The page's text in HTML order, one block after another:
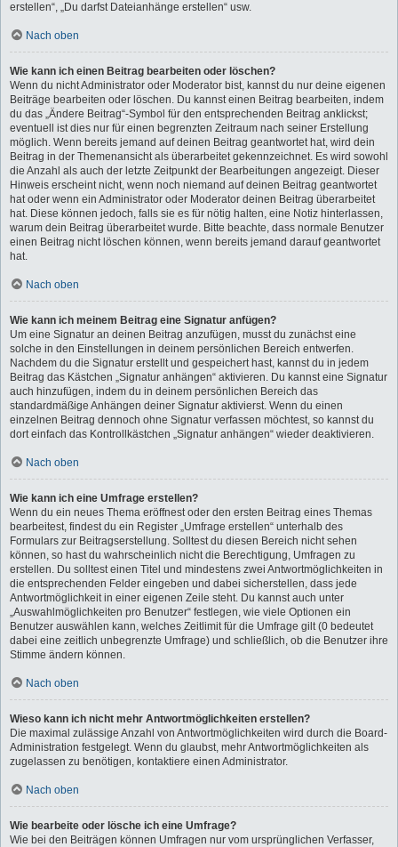
erstellen“, „Du darfst Dateianhänge erstellen“ usw.
Nach oben
Wie kann ich einen Beitrag bearbeiten oder löschen?
Wenn du nicht Administrator oder Moderator bist, kannst du nur deine eigenen
Beiträge bearbeiten oder löschen. Du kannst einen Beitrag bearbeiten, indem
du das „Ändere Beitrag“-Symbol für den entsprechenden Beitrag anklickst;
eventuell ist dies nur für einen begrenzten Zeitraum nach seiner Erstellung
möglich. Wenn bereits jemand auf deinen Beitrag geantwortet hat, wird dein
Beitrag in der Themenansicht als überarbeitet gekennzeichnet. Es wird sowohl
die Anzahl als auch der letzte Zeitpunkt der Bearbeitungen angezeigt. Dieser
Hinweis erscheint nicht, wenn noch niemand auf deinen Beitrag geantwortet
hat oder wenn ein Administrator oder Moderator deinen Beitrag überarbeitet
hat. Diese können jedoch, falls sie es für nötig halten, eine Notiz hinterlassen,
warum dein Beitrag überarbeitet wurde. Bitte beachte, dass normale Benutzer
einen Beitrag nicht löschen können, wenn bereits jemand darauf geantwortet
hat.
Nach oben
Wie kann ich meinem Beitrag eine Signatur anfügen?
Um eine Signatur an deinen Beitrag anzufügen, musst du zunächst eine
solche in den Einstellungen in deinem persönlichen Bereich entwerfen.
Nachdem du die Signatur erstellt und gespeichert hast, kannst du in jedem
Beitrag das Kästchen „Signatur anhängen“ aktivieren. Du kannst eine Signatur
auch hinzufügen, indem du in deinem persönlichen Bereich das
standardmäßige Anhängen deiner Signatur aktivierst. Wenn du einen
einzelnen Beitrag dennoch ohne Signatur verfassen möchtest, so kannst du
dort einfach das Kontrollkästchen „Signatur anhängen“ wieder deaktivieren.
Nach oben
Wie kann ich eine Umfrage erstellen?
Wenn du ein neues Thema eröffnest oder den ersten Beitrag eines Themas
bearbeitest, findest du ein Register „Umfrage erstellen“ unterhalb des
Formulars zur Beitragserstellung. Solltest du diesen Bereich nicht sehen
können, so hast du wahrscheinlich nicht die Berechtigung, Umfragen zu
erstellen. Du solltest einen Titel und mindestens zwei Antwortmöglichkeiten in
die entsprechenden Felder eingeben und dabei sicherstellen, dass jede
Antwortmöglichkeit in einer eigenen Zeile steht. Du kannst auch unter
„Auswahlmöglichkeiten pro Benutzer“ festlegen, wie viele Optionen ein
Benutzer auswählen kann, welches Zeitlimit für die Umfrage gilt (0 bedeutet
dabei eine zeitlich unbegrenzte Umfrage) und schließlich, ob die Benutzer ihre
Stimme ändern können.
Nach oben
Wieso kann ich nicht mehr Antwortmöglichkeiten erstellen?
Die maximal zulässige Anzahl von Antwortmöglichkeiten wird durch die Board-
Administration festgelegt. Wenn du glaubst, mehr Antwortmöglichkeiten als
zugelassen zu benötigen, kontaktiere einen Administrator.
Nach oben
Wie bearbeite oder lösche ich eine Umfrage?
Wie bei den Beiträgen können Umfragen nur vom ursprünglichen Verfasser,